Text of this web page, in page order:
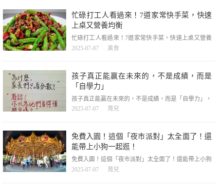
忙碌打工人看過來！7道家常快手菜，快速
上桌又營養均衡
忙碌打工人看過來！7道家常快手菜，快速上桌又營養
均衡，忙碌打工人看過來！7道家常快手菜，快速上桌
出鍋，營養搭配也齊全，照著做一周都不重樣！和我一
起看看吧，記得先點贊關註一下哦！第一道家常菜美食
2025-07-07 美食
孩子真正能贏在未來的，不是成績，而是
「自學力」
孩子真正能贏在未來的，不是成績，而是「自學力」，
孩子真正能贏在未來的，不是成績，而是「自學力」，
會的題，明天可能就換了花樣；今天考試的內容，幾年
後可能徹底沒用了。真正能讓孩子終身受益的，不
2025-07-07 育兒
免費入園！這個「夜市派對」太全面了！還
能帶上小狗一起逛！
免費入園！這個「夜市派對」太全面了！還能帶上小狗
一起逛！，免費入園！這個「夜市派對」太全面了！還
2025-07-07 育兒